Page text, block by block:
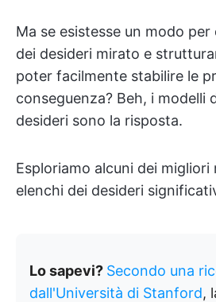
Ma se esistesse un modo
dei desideri mirato e
poter facilmente stabilire le
conseguenza? Beh, i modelli
desideri sono la risposta.
Esploriamo alcuni dei
elenchi dei desideri
Lo sapevi? Secondo una
dall'Università di Stanford,